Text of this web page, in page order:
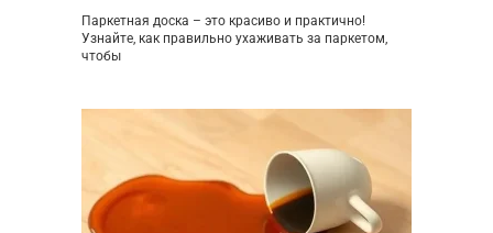
Паркетная доска – это красиво и практично!
Узнайте, как правильно ухаживать за паркетом,
чтобы